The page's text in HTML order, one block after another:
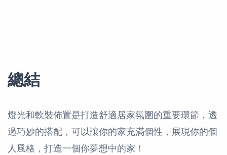
總結
燈光和軟裝佈置是打造舒適居家氛圍的重要環節，透
過巧妙的搭配，可以讓你的家充滿個性，展現你的個
人風格，打造一個你夢想中的家！